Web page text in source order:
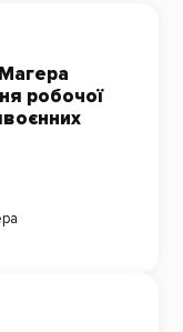
робочої